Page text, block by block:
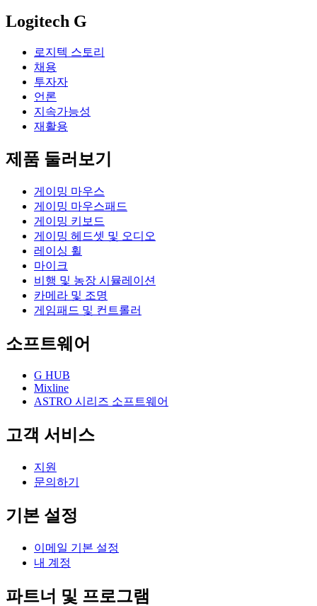
Logitech G
로지텍 스토리
채용
투자자
언론
지속가능성
재활용
제품 둘러보기
게이밍 마우스
게이밍 마우스패드
게이밍 키보드
게이밍 헤드셋 및 오디오
레이싱 휠
마이크
비행 및 농장 시뮬레이션
카메라 및 조명
게임패드 및 컨트롤러
소프트웨어
G HUB
Mixline
ASTRO 시리즈 소프트웨어
고객 서비스
지원
문의하기
기본 설정
이메일 기본 설정
내 계정
파트너 및 프로그램